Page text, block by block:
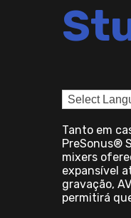
Tanto em
PreSonus®
mixers
expansível
gravação,
permitirá